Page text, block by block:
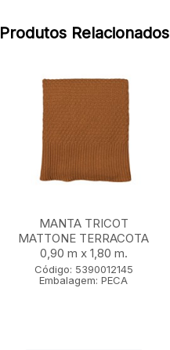
Produtos Relacionados
MANTA TRICOT
MATTONE TERRACOTA
0,90 m x 1,80 m.
Código: 5390012145
Embalagem: PECA